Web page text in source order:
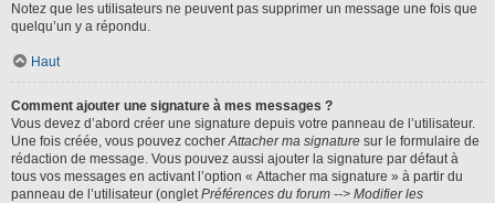
Notez que les utilisateurs ne peuvent pas supprimer un message une fois que
quelqu’un y a répondu.
Haut
Comment ajouter une signature à mes messages ?
Vous devez d’abord créer une signature depuis votre panneau de l’utilisateur.
Une fois créée, vous pouvez cocherAttacher ma signature sur le formulaire de
rédaction de message. Vous pouvez aussi ajouter la signature par défaut à
tous vos messages en activant l’option « Attacher ma signature » à partir du
panneau de l’utilisateur (ongletPréférences du forum --> Modifier les